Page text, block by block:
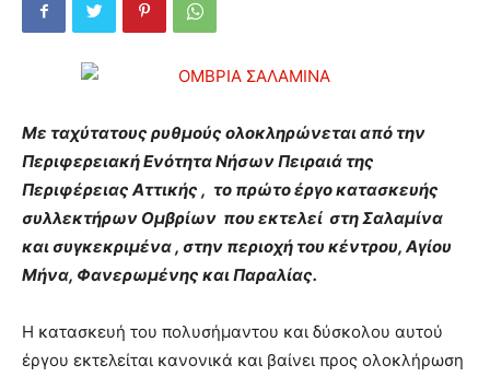
Με ταχύτατους ρυθμούς ολοκληρώνεται από την
Περιφερειακή Ενότητα Νήσων Πειραιά της
Περιφέρειας Αττικής , το πρώτο έργο κατασκευής
συλλεκτήρων Ομβρίων που εκτελεί στη Σαλαμίνα
και συγκεκριμένα , στην περιοχή του κέντρου, Αγίου
Μήνα, Φανερωμένης και Παραλίας.
Η κατασκευή του πολυσήμαντου και δύσκολου αυτού
έργου εκτελείται κανονικά και βαίνει προς ολοκλήρωση